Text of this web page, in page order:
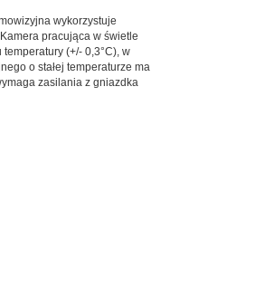
wykorzystuje
pracująca w świetle
(+/- 0,3°C), w
o stałej temperaturze ma
zasilania z gniazdka